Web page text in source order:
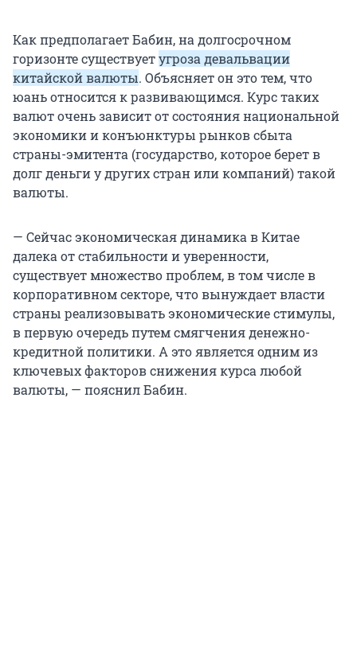
Как предполагает Бабин, на долгосрочном
горизонте существуетугроза девальвации
китайской валюты. Объясняет он это тем, что
юань относится к развивающимся. Курс таких
валют очень зависит от состояния национальной
экономики и конъюнктуры рынков сбыта
страны-эмитента (государство, которое берет в
долг деньги у других стран или компаний) такой
валюты.
— Сейчас экономическая динамика в Китае
далека от стабильности и уверенности,
существует множество проблем, в том числе в
корпоративном секторе, что вынуждает власти
страны реализовывать экономические стимулы,
в первую очередь путем смягчения денежно-
кредитной политики. А это является одним из
ключевых факторов снижения курса любой
валюты, — пояснил Бабин.